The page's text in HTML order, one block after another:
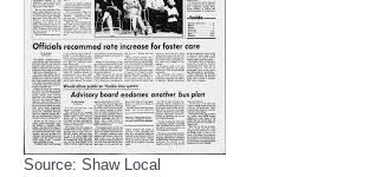
Source: Shaw Local